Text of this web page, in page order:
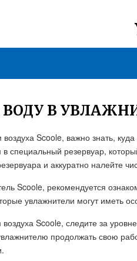
В
воздуха Scoole, важно знать,
специальный резервуар,
и аккуратно налейте
Scoole, рекомендуется
увлажнители могут иметь
Scoole, следите за
продолжать свою